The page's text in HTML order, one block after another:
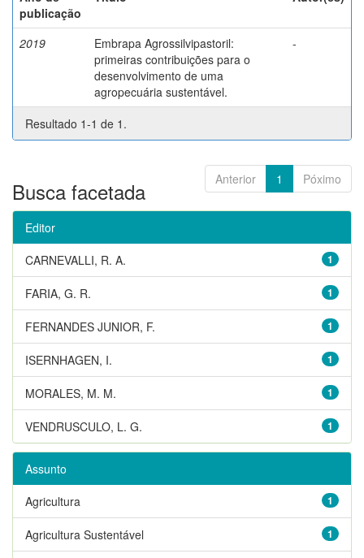
publicação
2019
Embrapa Agrossilvipastoril:
primeiras contribuições para o
desenvolvimento de uma
agropecuária sustentável.
-
Resultado 1-1 de 1.
Anterior 1 Póximo
Busca facetada
Editor
1
CARNEVALLI, R. A.
1
FARIA, G. R.
1
FERNANDES JUNIOR, F.
1
ISERNHAGEN, I.
1
MORALES, M. M.
1
VENDRUSCULO, L. G.
Assunto
1
Agricultura
1
Agricultura Sustentável